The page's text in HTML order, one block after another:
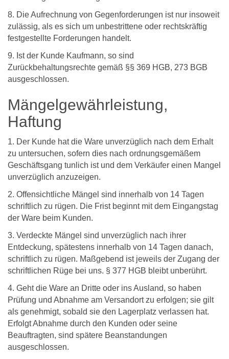
8. Die Aufrechnung von Gegenforderungen ist nur insoweit
zulässig, als es sich um unbestrittene oder rechtskräftig
festgestellte Forderungen handelt.
9. Ist der Kunde Kaufmann, so sind
Zurückbehaltungsrechte gemäß §§ 369 HGB, 273 BGB
ausgeschlossen.
Mängelgewährleistung,
Haftung
1. Der Kunde hat die Ware unverzüglich nach dem Erhalt
zu untersuchen, sofern dies nach ordnungsgemäßem
Geschäftsgang tunlich ist und dem Verkäufer einen Mangel
unverzüglich anzuzeigen.
2. Offensichtliche Mängel sind innerhalb von 14 Tagen
schriftlich zu rügen. Die Frist beginnt mit dem Eingangstag
der Ware beim Kunden.
3. Verdeckte Mängel sind unverzüglich nach ihrer
Entdeckung, spätestens innerhalb von 14 Tagen danach,
schriftlich zu rügen. Maßgebend ist jeweils der Zugang der
schriftlichen Rüge bei uns. § 377 HGB bleibt unberührt.
4. Geht die Ware an Dritte oder ins Ausland, so haben
Prüfung und Abnahme am Versandort zu erfolgen; sie gilt
als genehmigt, sobald sie den Lagerplatz verlassen hat.
Erfolgt Abnahme durch den Kunden oder seine
Beauftragten, sind spätere Beanstandungen
ausgeschlossen.